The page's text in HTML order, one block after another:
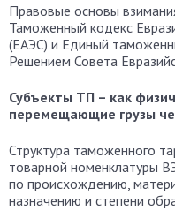
Правовые основы
Таможенный кодекс
(ЕАЭС) и Единый
Решением Совета
Субъекты ТП – как
перемещающие грузы
Структура таможенного
товарной номенклатуры
по происхождению,
назначению и степени